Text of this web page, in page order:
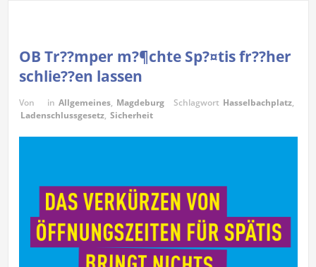
OB Tr??mper m?¶chte Sp?¤tis fr??her
schlie??en lassen
Von in Allgemeines, Magdeburg Schlagwort Hasselbachplatz,
Ladenschlussgesetz, Sicherheit